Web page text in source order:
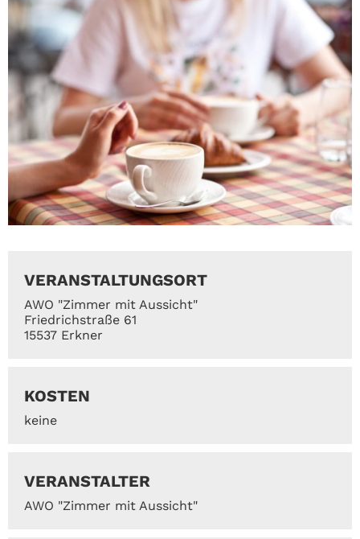
VERANSTALTUNGSORT
AWO "Zimmer mit Aussicht"
Friedrichstraße 61
15537 Erkner
KOSTEN
keine
VERANSTALTER
AWO "Zimmer mit Aussicht"